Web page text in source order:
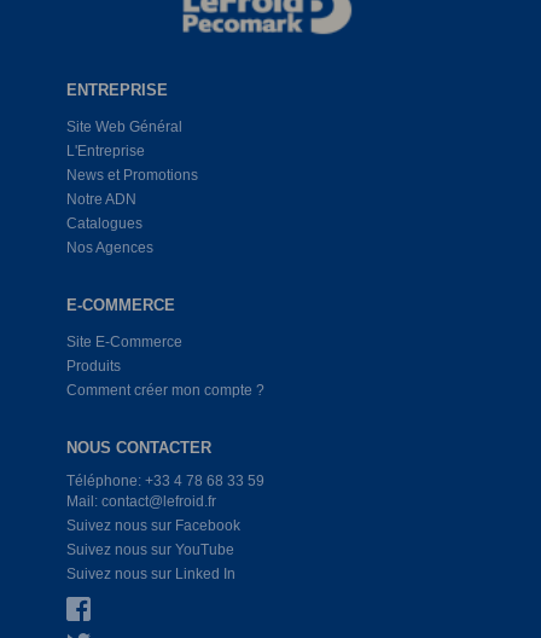
ENTREPRISE
Site Web Général
L'Entreprise
News et Promotions
Notre ADN
Catalogues
Nos Agences
E-COMMERCE
Site E-Commerce
Produits
Comment créer mon compte ?
NOUS CONTACTER
Téléphone: +33 4 78 68 33 59
Mail: contact@lefroid.fr
Suivez nous sur Facebook
Suivez nous sur YouTube
Suivez nous sur Linked In